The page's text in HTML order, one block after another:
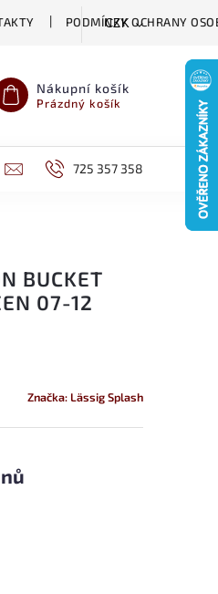
PODMÍNKY OCHRANY
CZK
Nákupní košík
Prázdný košík
DĚTSKÁ VÝŽIVA
725 357 358
BUCKET
07-12
Značka: Lässig Splash